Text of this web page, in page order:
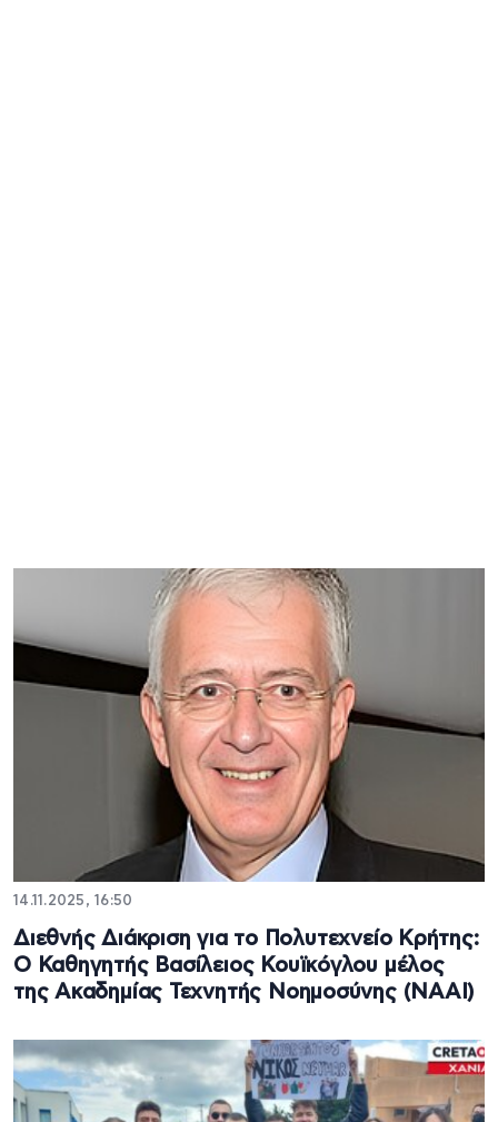
14.11.2025, 16:50
Διεθνής Διάκριση για το Πολυτεχνείο Κρήτης:
Ο Καθηγητής Βασίλειος Κουϊκόγλου μέλος
της Ακαδημίας Τεχνητής Νοημοσύνης (ΝΑΑΙ)